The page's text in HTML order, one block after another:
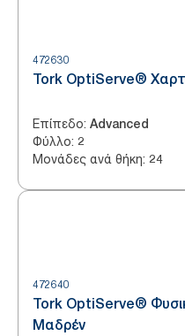
472630
Tork OptiServe®
Επίπεδο: Advanced
Φύλλο: 2
Μονάδες ανά θήκη: 24
472640
Tork OptiServe®
Μαδρέν